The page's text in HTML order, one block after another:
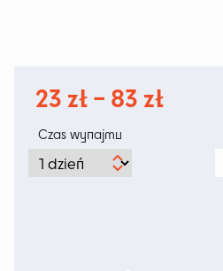
23 zł– 83 złZakres
Czas wynajmu